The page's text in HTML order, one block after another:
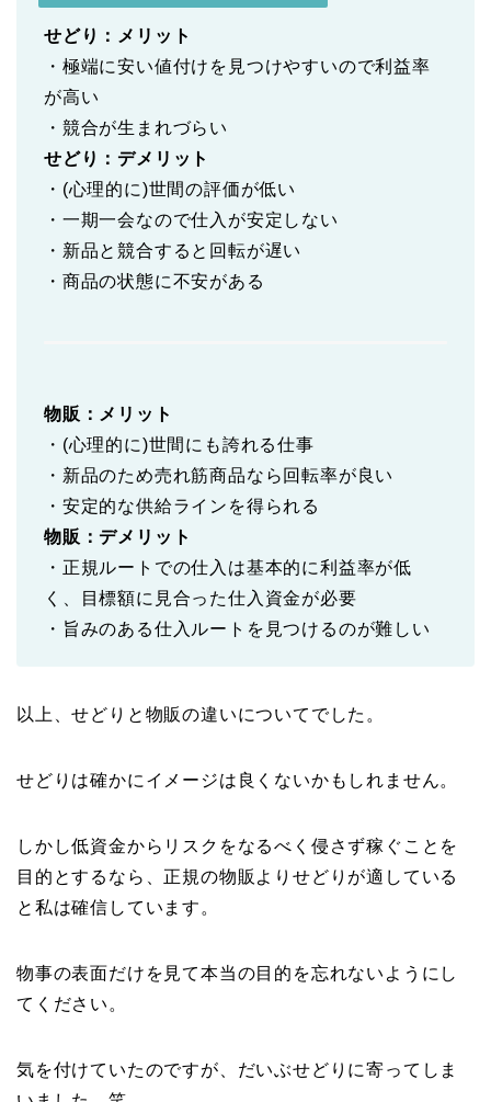
せどり：メリット
・極端に安い値付けを見つけやすいので利益率
が高い
・競合が生まれづらい
せどり：デメリット
・(心理的に)世間の評価が低い
・一期一会なので仕入が安定しない
・新品と競合すると回転が遅い
・商品の状態に不安がある
物販：メリット
・(心理的に)世間にも誇れる仕事
・新品のため売れ筋商品なら回転率が良い
・安定的な供給ラインを得られる
物販：デメリット
・正規ルートでの仕入は基本的に利益率が低
く、目標額に見合った仕入資金が必要
・旨みのある仕入ルートを見つけるのが難しい
以上、せどりと物販の違いについてでした。
せどりは確かにイメージは良くないかもしれません。
しかし低資金からリスクをなるべく侵さず稼ぐことを
目的とするなら、正規の物販よりせどりが適している
と私は確信しています。
物事の表面だけを見て本当の目的を忘れないようにし
てください。
気を付けていたのですが、だいぶせどりに寄ってしま